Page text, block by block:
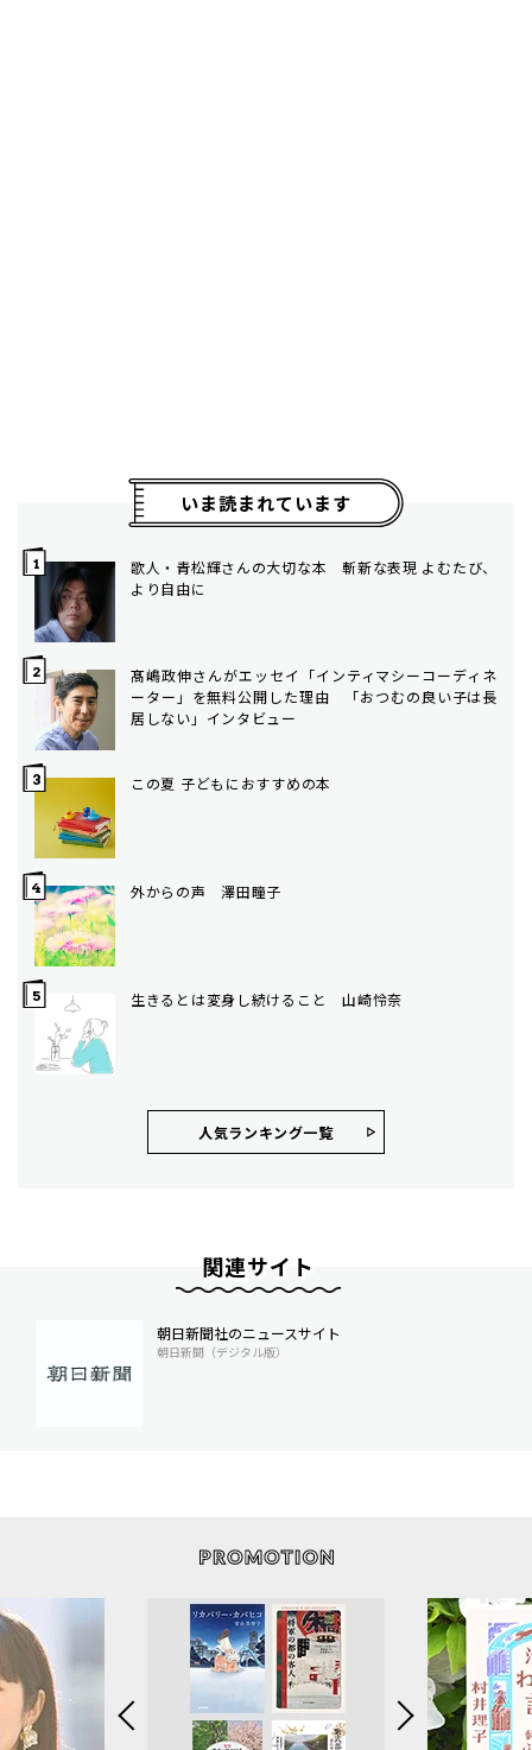
いま読まれています
歌人・青松輝さんの大切な本 斬新な表現 よむたび、
より自由に
髙嶋政伸さんがエッセイ「インティマシーコーディネ
ーター」を無料公開した理由 「おつむの良い子は長
居しない」インタビュー
この夏 子どもにおすすめの本
外からの声 澤田瞳子
生きるとは変身し続けること 山崎怜奈
人気ランキング⼀覧
関連サイト
朝日新聞社のニュースサイト
朝日新聞（デジタル版）